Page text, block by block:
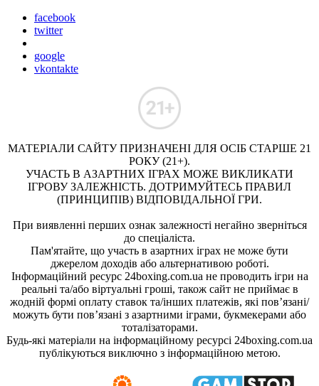
facebook
twitter
google
vkontakte
МАТЕРІАЛИ САЙТУ ПРИЗНАЧЕНІ ДЛЯ ОСІБ СТАРШЕ 21
РОКУ (21+).
УЧАСТЬ В АЗАРТНИХ ІГРАХ МОЖЕ ВИКЛИКАТИ
ІГРОВУ ЗАЛЕЖНІСТЬ. ДОТРИМУЙТЕСЬ ПРАВИЛ
(ПРИНЦИПІВ) ВІДПОВІДАЛЬНОЇ ГРИ.
При виявленні перших ознак залежності негайно зверніться
до спеціаліста.
Пам'ятайте, що участь в азартних іграх не може бути
джерелом доходів або альтернативою роботі.
Інформаційний ресурс 24boxing.com.ua не проводить ігри на
реальні та/або віртуальні гроші, також сайт не приймає в
жодній формі оплату ставок та/інших платежів, які пов’язані/
можуть бути пов’язані з азартними іграми, букмекерами або
тоталізаторами.
Будь-які матеріали на інформаційному ресурсі 24boxing.com.ua
публікуються виключно з інформаційною метою.